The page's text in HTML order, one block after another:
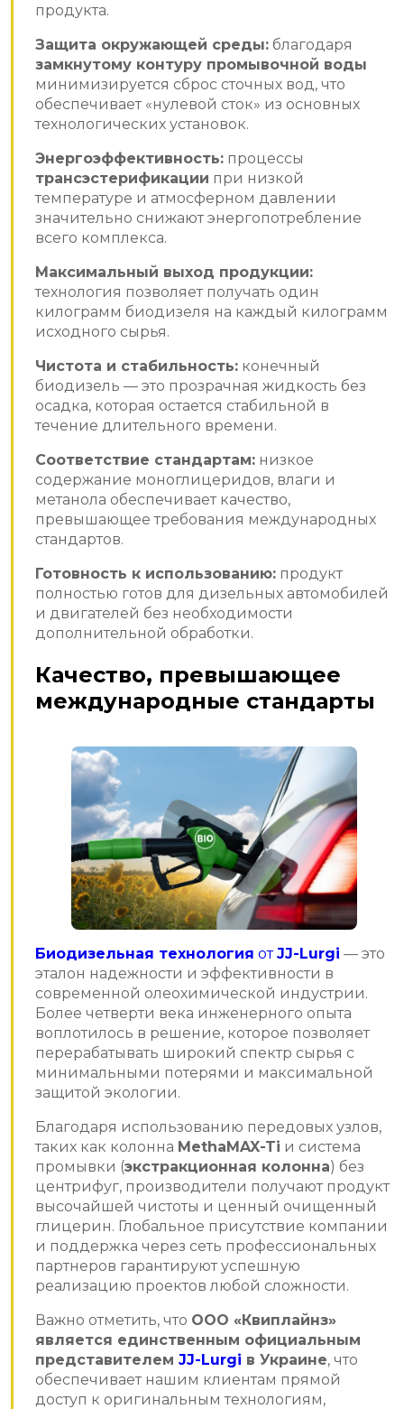
продукта.
Защита окружающей среды: благодаря
замкнутому контуру промывочной воды
минимизируется сброс сточных вод, что
обеспечивает «нулевой сток» из основных
технологических установок.
Энергоэффективность: процессы
трансэстерификации при низкой
температуре и атмосферном давлении
значительно снижают энергопотребление
всего комплекса.
Максимальный выход продукции:
технология позволяет получать один
килограмм биодизеля на каждый килограмм
исходного сырья.
Чистота и стабильность: конечный
биодизель — это прозрачная жидкость без
осадка, которая остается стабильной в
течение длительного времени.
Соответствие стандартам: низкое
содержание моноглицеридов, влаги и
метанола обеспечивает качество,
превышающее требования международных
стандартов.
Готовность к использованию: продукт
полностью готов для дизельных автомобилей
и двигателей без необходимости
дополнительной обработки.
Качество, превышающее
международные стандарты
Биодизельная технология отJJ-Lurgi — это
эталон надежности и эффективности в
современной олеохимической индустрии.
Более четверти века инженерного опыта
воплотилось в решение, которое позволяет
перерабатывать широкий спектр сырья с
минимальными потерями и максимальной
защитой экологии.
Благодаря использованию передовых узлов,
таких как колонна MethaMAX-Ti и система
промывки (экстракционная колонна) без
центрифуг, производители получают продукт
высочайшей чистоты и ценный очищенный
глицерин. Глобальное присутствие компании
и поддержка через сеть профессиональных
партнеров гарантируют успешную
реализацию проектов любой сложности.
Важно отметить, что ООО «Квиплайнз»
является единственным официальным
представителем JJ-Lurgi в Украине, что
обеспечивает нашим клиентам прямой
доступ к оригинальным технологиям,